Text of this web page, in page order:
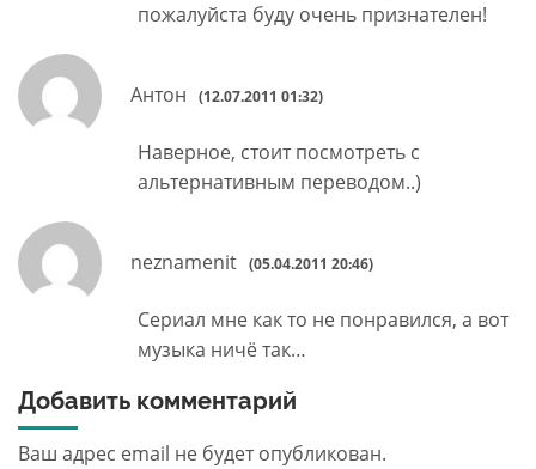
пожалуйста буду очень признателен!
Антон (12.07.2011 01:32)
Наверное, стоит посмотреть с
альтернативным переводом..)
neznamenit (05.04.2011 20:46)
Сериал мне как то не понравился, а вот
музыка ничё так…
Добавить комментарий
Ваш адрес email не будет опубликован.